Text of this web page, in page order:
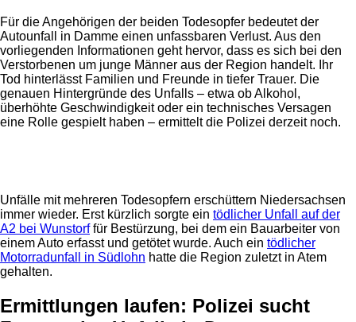
Für die Angehörigen der beiden Todesopfer bedeutet der
Autounfall in Damme einen unfassbaren Verlust. Aus den
vorliegenden Informationen geht hervor, dass es sich bei den
Verstorbenen um junge Männer aus der Region handelt. Ihr
Tod hinterlässt Familien und Freunde in tiefer Trauer. Die
genauen Hintergründe des Unfalls – etwa ob Alkohol,
überhöhte Geschwindigkeit oder ein technisches Versagen
eine Rolle gespielt haben – ermittelt die Polizei derzeit noch.
Unfälle mit mehreren Todesopfern erschüttern Niedersachsen
immer wieder. Erst kürzlich sorgte ein tödlicher Unfall auf der
A2 bei Wunstorffür Bestürzung, bei dem ein Bauarbeiter von
einem Auto erfasst und getötet wurde. Auch ein tödlicher
Motorradunfall in Südlohn hatte die Region zuletzt in Atem
gehalten.
Ermittlungen laufen: Polizei sucht